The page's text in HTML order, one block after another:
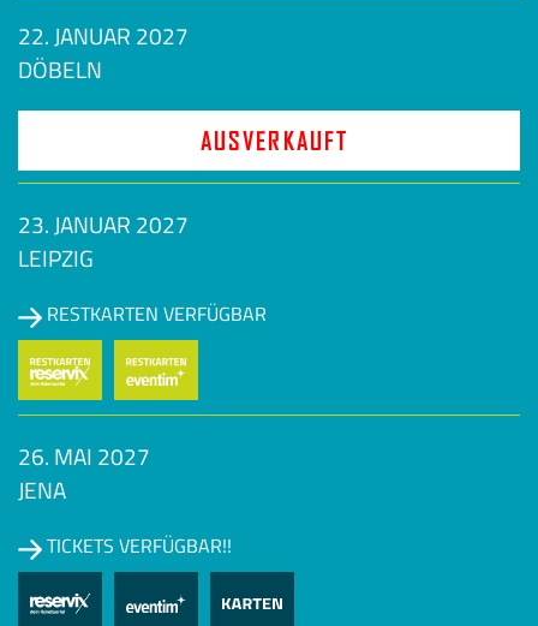
22. JANUAR 2027
DÖBELN
AUSVERKAUFT
23. JANUAR 2027
LEIPZIG
RESTKARTEN VERFÜGBAR
26. MAI 2027
JENA
TICKETS VERFÜGBAR!!